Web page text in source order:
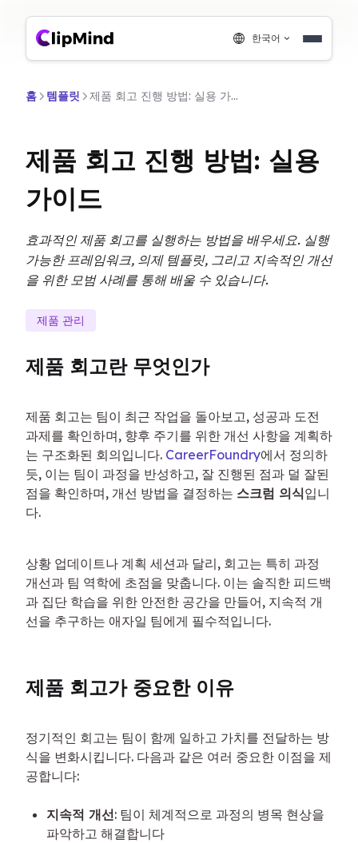
한국어
홈 템플릿 제품 회고 진행 방법: 실용 가이드
제품 회고 진행 방법: 실용
가이드
효과적인 제품 회고를 실행하는 방법을 배우세요. 실행
가능한 프레임워크, 의제 템플릿, 그리고 지속적인 개선
을 위한 모범 사례를 통해 배울 수 있습니다.
제품 관리
제품 회고란 무엇인가
제품 회고는 팀이 최근 작업을 돌아보고, 성공과 도전
과제를 확인하며, 향후 주기를 위한 개선 사항을 계획하
는 구조화된 회의입니다. CareerFoundry에서 정의하
듯, 이는 팀이 과정을 반성하고, 잘 진행된 점과 덜 잘된
점을 확인하며, 개선 방법을 결정하는 스크럼 의식입니
다.
상황 업데이트나 계획 세션과 달리, 회고는 특히 과정
개선과 팀 역학에 초점을 맞춥니다. 이는 솔직한 피드백
과 집단 학습을 위한 안전한 공간을 만들어, 지속적 개
선을 추구하는 애자일 팀에게 필수적입니다.
제품 회고가 중요한 이유
정기적인 회고는 팀이 함께 일하고 가치를 전달하는 방
식을 변화시킵니다. 다음과 같은 여러 중요한 이점을 제
공합니다:
지속적 개선: 팀이 체계적으로 과정의 병목 현상을
파악하고 해결합니다